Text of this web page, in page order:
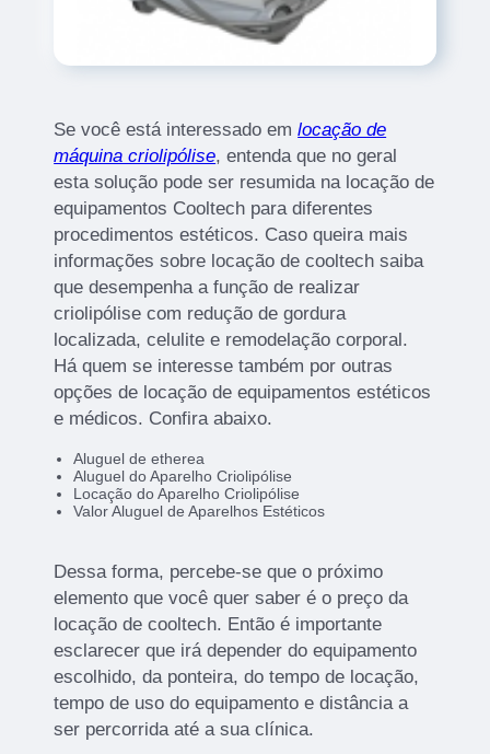
Se você está interessado emlocação de
máquina criolipólise, entenda que no geral
esta solução pode ser resumida na locação de
equipamentos Cooltech para diferentes
procedimentos estéticos. Caso queira mais
informações sobre locação de cooltech saiba
que desempenha a função de realizar
criolipólise com redução de gordura
localizada, celulite e remodelação corporal.
Há quem se interesse também por outras
opções de locação de equipamentos estéticos
e médicos. Confira abaixo.
Aluguel de etherea
Aluguel do Aparelho Criolipólise
Locação do Aparelho Criolipólise
Valor Aluguel de Aparelhos Estéticos
Dessa forma, percebe-se que o próximo
elemento que você quer saber é o preço da
locação de cooltech. Então é importante
esclarecer que irá depender do equipamento
escolhido, da ponteira, do tempo de locação,
tempo de uso do equipamento e distância a
ser percorrida até a sua clínica.